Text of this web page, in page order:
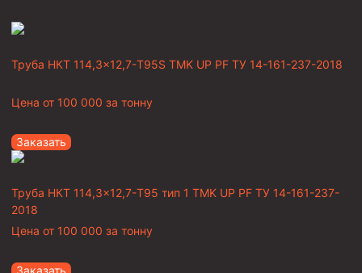
Труба НКТ 114,3×12,7-T95S TMK UP PF ТУ 14-161-237-2018
Цена от 100 000 за тонну
Заказать
Труба НКТ 114,3×12,7-T95 тип 1 TMK UP PF ТУ 14-161-237-
2018
Цена от 100 000 за тонну
Заказать